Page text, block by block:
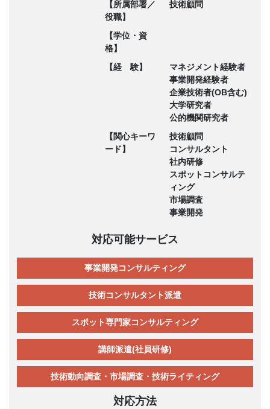
【所属部署／
役職】
技術顧問
【学位・資
格】
【経 験】
マネジメント経験者
事業開発経験者
企業技術者(OB含む)
大学研究者
公的機関研究者
【関心キーワ
ード】
技術顧問
コンサルタント
社内研修
スポットコンサルテ
ィング
市場調査
事業開発
対応可能サービス
事業開発コンサルティング
技術コンサルタント派遣
スポット専門家コンサルティング
講師派遣(社員研修)
技術動向調査・市場調査・技術ライティング
対応方法